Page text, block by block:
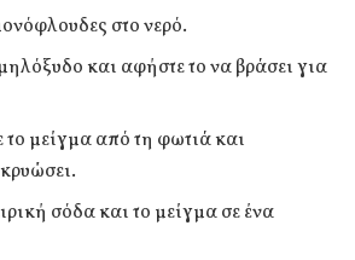
στο νερό.
και αφήστε το να βράσει για
μείγμα από τη φωτιά και
σόδα και το μείγμα σε ένα